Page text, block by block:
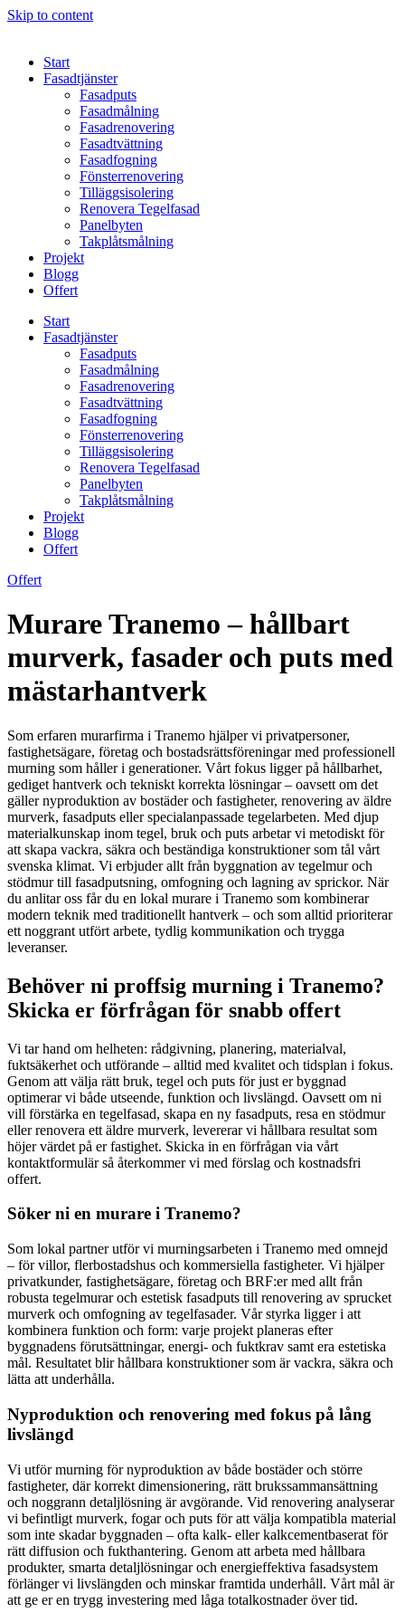
Skip to content
Start
Fasadtjänster
Fasadputs
Fasadmålning
Fasadrenovering
Fasadtvättning
Fasadfogning
Fönsterrenovering
Tilläggsisolering
Renovera Tegelfasad
Panelbyten
Takplåtsmålning
Projekt
Blogg
Offert
Start
Fasadtjänster
Fasadputs
Fasadmålning
Fasadrenovering
Fasadtvättning
Fasadfogning
Fönsterrenovering
Tilläggsisolering
Renovera Tegelfasad
Panelbyten
Takplåtsmålning
Projekt
Blogg
Offert
Offert
Murare Tranemo – hållbart
murverk, fasader och puts med
mästarhantverk
Som erfaren murarfirma i Tranemo hjälper vi privatpersoner,
fastighetsägare, företag och bostadsrättsföreningar med professionell
murning som håller i generationer. Vårt fokus ligger på hållbarhet,
gediget hantverk och tekniskt korrekta lösningar – oavsett om det
gäller nyproduktion av bostäder och fastigheter, renovering av äldre
murverk, fasadputs eller specialanpassade tegelarbeten. Med djup
materialkunskap inom tegel, bruk och puts arbetar vi metodiskt för
att skapa vackra, säkra och beständiga konstruktioner som tål vårt
svenska klimat. Vi erbjuder allt från byggnation av tegelmur och
stödmur till fasadputsning, omfogning och lagning av sprickor. När
du anlitar oss får du en lokal murare i Tranemo som kombinerar
modern teknik med traditionellt hantverk – och som alltid prioriterar
ett noggrant utfört arbete, tydlig kommunikation och trygga
leveranser.
Behöver ni proffsig murning i Tranemo?
Skicka er förfrågan för snabb offert
Vi tar hand om helheten: rådgivning, planering, materialval,
fuktsäkerhet och utförande – alltid med kvalitet och tidsplan i fokus.
Genom att välja rätt bruk, tegel och puts för just er byggnad
optimerar vi både utseende, funktion och livslängd. Oavsett om ni
vill förstärka en tegelfasad, skapa en ny fasadputs, resa en stödmur
eller renovera ett äldre murverk, levererar vi hållbara resultat som
höjer värdet på er fastighet. Skicka in en förfrågan via vårt
kontaktformulär så återkommer vi med förslag och kostnadsfri
offert.
Söker ni en murare i Tranemo?
Som lokal partner utför vi murningsarbeten i Tranemo med omnejd
– för villor, flerbostadshus och kommersiella fastigheter. Vi hjälper
privatkunder, fastighetsägare, företag och BRF:er med allt från
robusta tegelmurar och estetisk fasadputs till renovering av sprucket
murverk och omfogning av tegelfasader. Vår styrka ligger i att
kombinera funktion och form: varje projekt planeras efter
byggnadens förutsättningar, energi- och fuktkrav samt era estetiska
mål. Resultatet blir hållbara konstruktioner som är vackra, säkra och
lätta att underhålla.
Nyproduktion och renovering med fokus på lång
livslängd
Vi utför murning för nyproduktion av både bostäder och större
fastigheter, där korrekt dimensionering, rätt brukssammansättning
och noggrann detaljlösning är avgörande. Vid renovering analyserar
vi befintligt murverk, fogar och puts för att välja kompatibla material
som inte skadar byggnaden – ofta kalk- eller kalkcementbaserat för
rätt diffusion och fukthantering. Genom att arbeta med hållbara
produkter, smarta detaljlösningar och energieffektiva fasadsystem
förlänger vi livslängden och minskar framtida underhåll. Vårt mål är
att ge er en trygg investering med låga totalkostnader över tid.